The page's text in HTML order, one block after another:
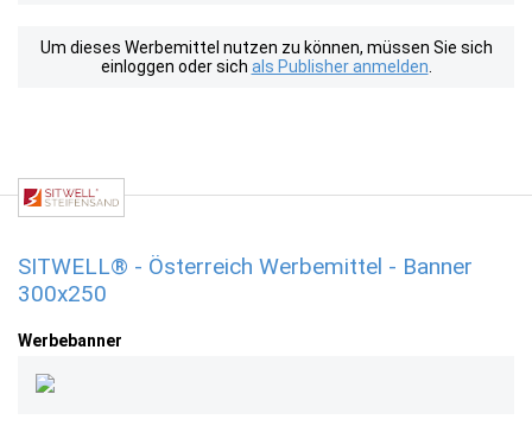
Um dieses Werbemittel nutzen zu können, müssen Sie sich
einloggen oder sich als Publisher anmelden
SITWELL® - Österreich Werbemittel - Banner
300x250
Werbebanner